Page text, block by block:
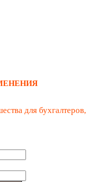
для бухгалтеров,